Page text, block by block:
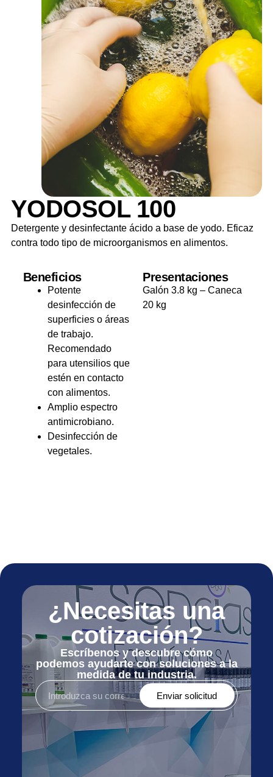
YODOSOL 100
Detergente y desinfectante ácido a base de yodo. Eficaz
contra todo tipo de microorganismos en alimentos.
Beneficios
Potente
desinfección de
superficies o áreas
de trabajo.
Recomendado
para utensilios que
estén en contacto
con alimentos.
Amplio espectro
antimicrobiano.
Desinfección de
vegetales.
Presentaciones
Galón 3.8 kg – Caneca
20 kg
¿Necesitas una
cotización?
Escríbenos y descubre cómo
podemos ayudarte con soluciones a la
medida de tu industria.
Enviar solicitud